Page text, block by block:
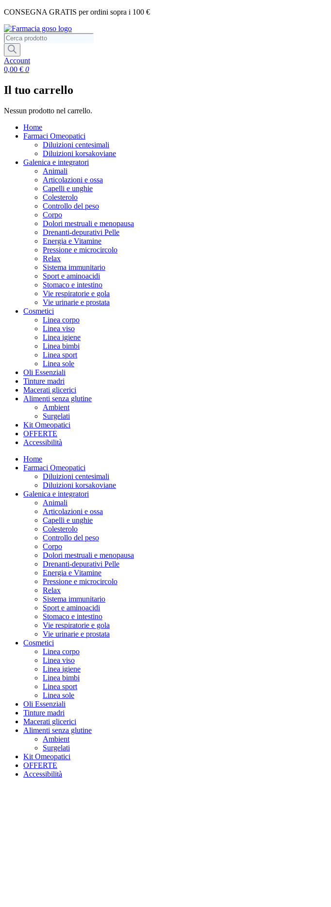
Vai
contenuto
CONSEGNA GRATIS per ordini sopra i 100 €
Ricerca
prodotti
Account
0,00 € 0
Il tuo carrello
Nessun prodotto nel carrello.
Home
Farmaci Omeopatici
Diluizioni centesimali
Diluizioni korsakoviane
Galenica e integratori
Animali
Articolazioni e ossa
Capelli e unghie
Colesterolo
Controllo del peso
Corpo
Dolori mestruali e menopausa
Drenanti-depurativi Pelle
Energia e Vitamine
Pressione e microcircolo
Relax
Sistema immunitario
Sport e aminoacidi
Stomaco e intestino
Vie respiratorie e gola
Vie urinarie e prostata
Cosmetici
Linea corpo
Linea viso
Linea igiene
Linea bimbi
Linea sport
Linea sole
Oli Essenziali
Tinture madri
Macerati glicerici
Alimenti senza glutine
Ambient
Surgelati
Kit Omeopatici
OFFERTE
Accessibilità
Home
Farmaci Omeopatici
Diluizioni centesimali
Diluizioni korsakoviane
Galenica e integratori
Animali
Articolazioni e ossa
Capelli e unghie
Colesterolo
Controllo del peso
Corpo
Dolori mestruali e menopausa
Drenanti-depurativi Pelle
Energia e Vitamine
Pressione e microcircolo
Relax
Sistema immunitario
Sport e aminoacidi
Stomaco e intestino
Vie respiratorie e gola
Vie urinarie e prostata
Cosmetici
Linea corpo
Linea viso
Linea igiene
Linea bimbi
Linea sport
Linea sole
Oli Essenziali
Tinture madri
Macerati glicerici
Alimenti senza glutine
Ambient
Surgelati
Kit Omeopatici
OFFERTE
Accessibilità